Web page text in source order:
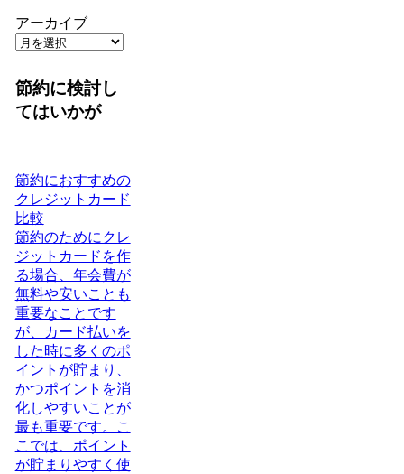
アーカイブ
節約に検討し
てはいかが
節約におすすめの
クレジットカード
比較
節約のためにクレ
ジットカードを作
る場合、年会費が
無料や安いことも
重要なことです
が、カード払いを
した時に多くのポ
イントが貯まり、
かつポイントを消
化しやすいことが
最も重要です。こ
こでは、ポイント
が貯まりやすく使